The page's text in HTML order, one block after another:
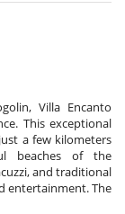
Villa Encanto
This exceptional
a few kilometers
beaches of the
and traditional
entertainment. The